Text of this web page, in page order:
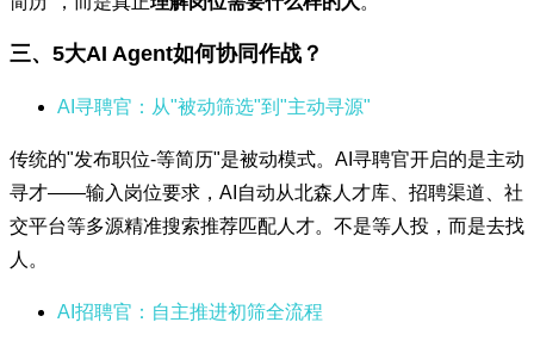
三、5大AI Agent如何协同作战？
AI寻聘官：从"被动筛选"到"主动寻源"
传统的"发布职位-等简历"是被动模式。AI寻聘官开启的是主动
寻才——输入岗位要求，AI自动从北森人才库、招聘渠道、社
交平台等多源精准搜索推荐匹配人才。不是等人投，而是去找
人。
AI招聘官：自主推进初筛全流程